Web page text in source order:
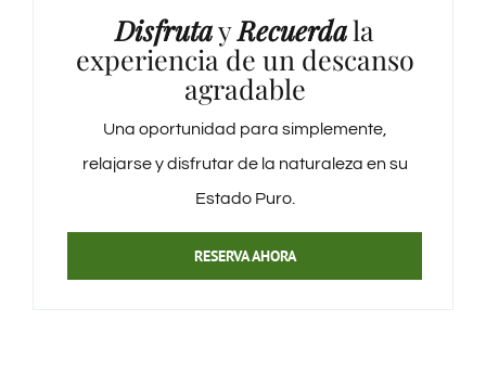
DisfrutayRecuerdala
experiencia de un descanso
agradable
Una oportunidad para simplemente,
relajarse y disfrutar de la naturaleza en su
Estado Puro.
RESERVA AHORA